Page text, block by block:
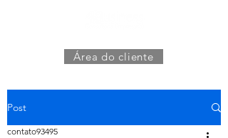
Área do cliente
Post
contato93495